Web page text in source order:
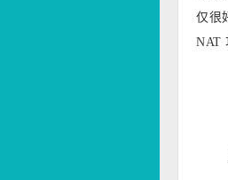
仅很
NAT